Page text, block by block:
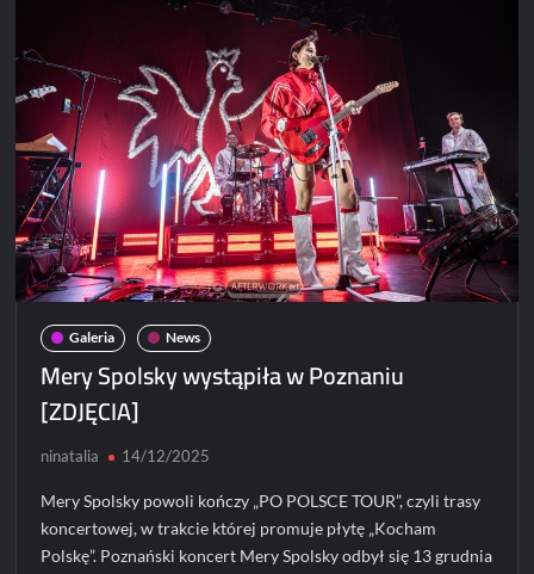
[RELACJA]
Galeria News
Mery Spolsky wystąpiła w Poznaniu
[ZDJĘCIA]
ninatalia 14/12/2025
Mery Spolsky powoli kończy „PO POLSCE TOUR”, czyli trasy
koncertowej, w trakcie której promuje płytę „Kocham
Polskę”. Poznański koncert Mery Spolsky odbył się 13 grudnia